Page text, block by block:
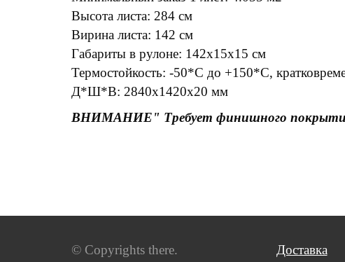
Высота листа: 284 см
Вирина листа: 142 см
Габариты в рулоне: 142х15х15 см
Термостойкость: -50*С до +150*С,
Д*Ш*В: 2840х1420х20 мм
ВНИМАНИЕ" Требует финишного
© Copyrights there. Доставка